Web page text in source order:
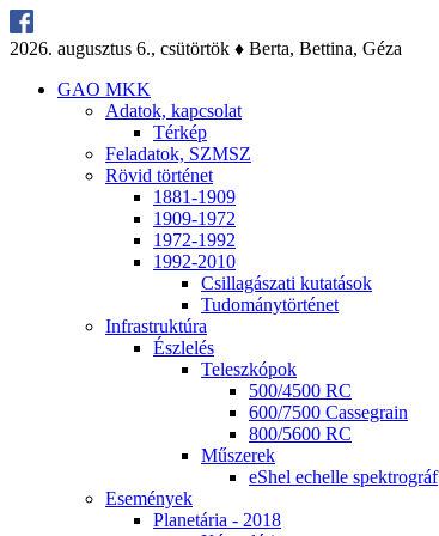
2026. au­gusz­tus 6., csü­tör­tök ♦ Ber­ta, Bet­ti­na, Gé­za
GAO MKK
Ada­tok, kap­cso­lat
Tér­kép
Fel­ada­tok, SZMSZ
Rö­vid tör­té­net
1881-1909
1909-1972
1972-1992
1992-2010
Csil­la­gá­sza­ti ku­ta­tá­sok
Tu­do­mány­tör­té­net
Inf­ra­struk­tú­ra
Ész­le­lés
Te­lesz­kó­pok
500/4500 RC
600/7500 Cas­seg­ra­in
800/5600 RC
Mű­sze­rek
eS­hel echel­le spekt­ro­gráf
Ese­mé­nyek
Pla­ne­tá­ria - 2018